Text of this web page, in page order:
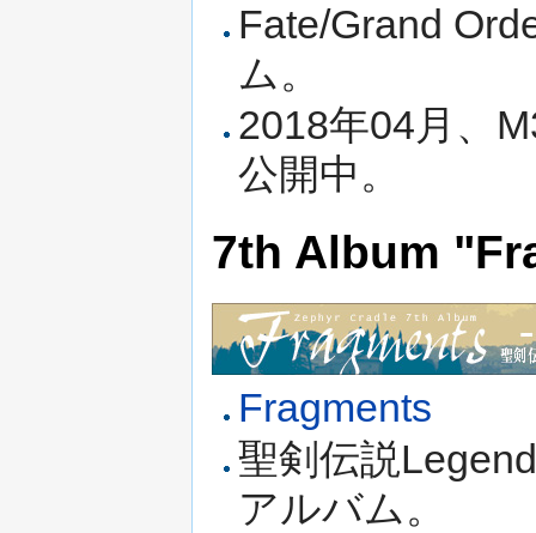
Fate/Grand
ム。
2018年04月、
公開中。
7th Album
Fragments
聖剣伝説
アルバム。